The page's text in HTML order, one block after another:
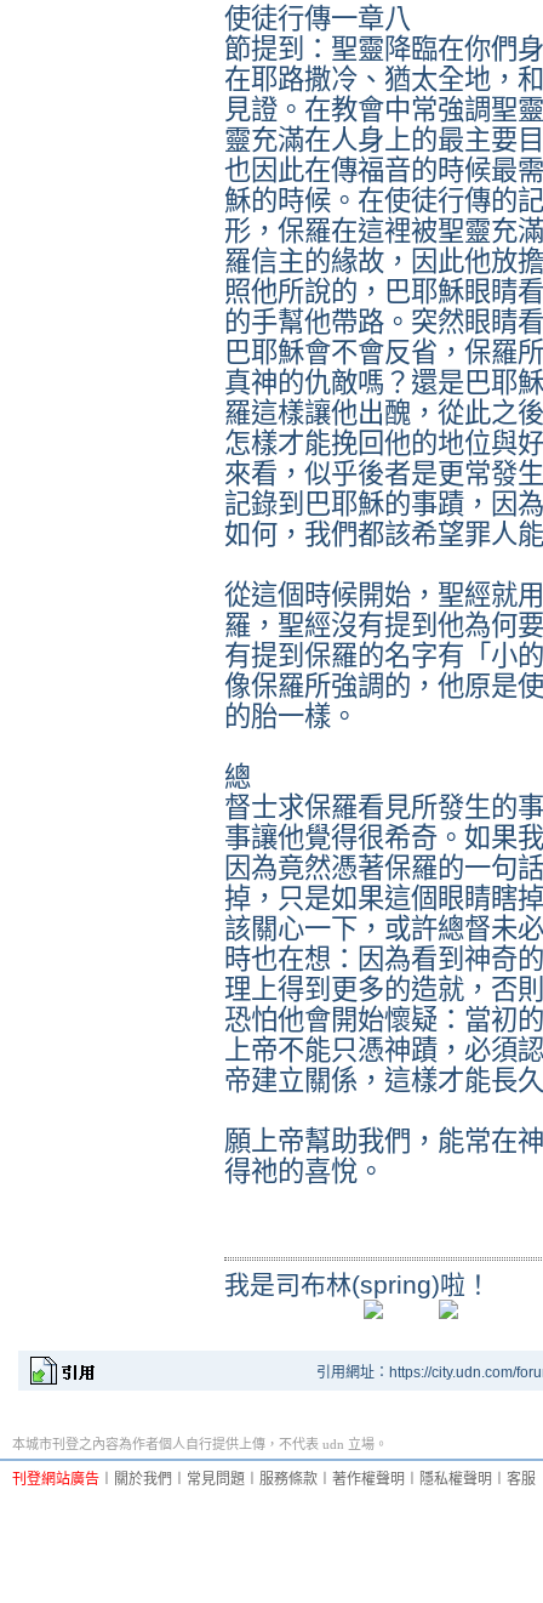
使徒行傳一章八
節提到：聖靈降臨在你們
在耶路撒冷、猶太全地，
見證。在教會中常強調聖
靈充滿在人身上的最主要
也因此在傳福音的時候最
穌的時候。在使徒行傳的
形，保羅在這裡被聖靈充
羅信主的緣故，因此他放
照他所說的，巴耶穌眼睛
的手幫他帶路。突然眼睛
巴耶穌會不會反省，保羅
真神的仇敵嗎？還是巴耶
羅這樣讓他出醜，從此之
怎樣才能挽回他的地位與
來看，似乎後者是更常發
記錄到巴耶穌的事蹟，因
如何，我們都該希望罪人
從這個時候開始，聖經就
羅，聖經沒有提到他為何
有提到保羅的名字有「小
像保羅所強調的，他原是
的胎一樣。
總
督士求保羅看見所發生的
事讓他覺得很希奇。如果
因為竟然憑著保羅的一句
掉，只是如果這個眼睛瞎
該關心一下，或許總督未
時也在想：因為看到神奇
理上得到更多的造就，否
恐怕他會開始懷疑：當初
上帝不能只憑神蹟，必須
帝建立關係，這樣才能長
願上帝幫助我們，能常在
得祂的喜悅。
我是司布林(spring)啦！
引用網址：https://city.udn.com/
本城市刊登之內容為作者個人自行提供上傳，不代表 udn 立場。
刊登網站廣告 關於我們 常見問題 服務條款 著作權聲明 隱私權聲明 客服